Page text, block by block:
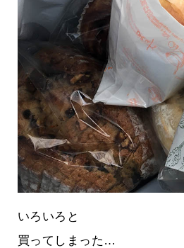
いろいろと
買ってしまった…